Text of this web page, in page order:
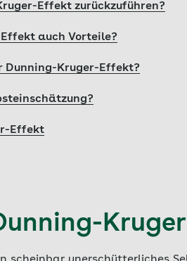
Effekt zurückzuführen?
auch Vorteile?
Dunning-Kruger-Effekt?
Effekt